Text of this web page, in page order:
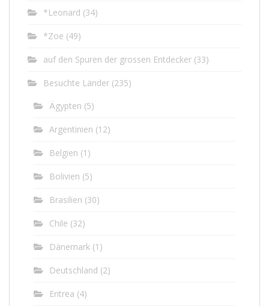
*Leonard (34)
*Zoe (49)
auf den Spuren der grossen Entdecker (33)
Besuchte Länder (235)
Ägypten (5)
Argentinien (12)
Belgien (1)
Bolivien (5)
Brasilien (30)
Chile (32)
Dänemark (1)
Deutschland (2)
Eritrea (4)